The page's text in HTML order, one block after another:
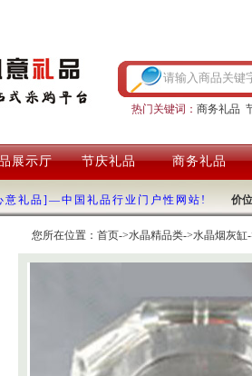
热门关键词： 商务礼品
展示厅 节庆礼品 商务礼品
意礼品]—中国礼品行业门户性网站! 价
您所在位置： 首页->水晶精品类->水晶烟灰缸